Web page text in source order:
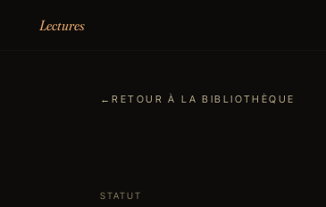
Lectures
←RETOUR À LA BIBLIOTHÈQUE
STATUT